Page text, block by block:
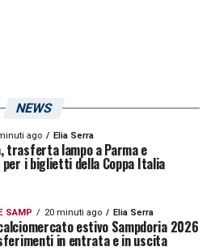
NEWS
ago Elia Serra
trasferta lampo a Parma e
i biglietti della Coppa Italia
SAMP 20 minuti ago Elia Serra
estivo Sampdoria 2026
in entrata e in uscita